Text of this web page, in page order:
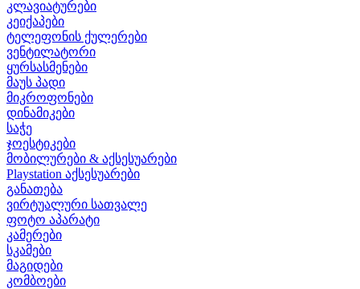
კლავიატურები
კეიქაპები
ტელეფონის ქულერები
ვენტილატორი
ყურსასმენები
მაუს პადი
მიკროფონები
დინამიკები
საჭე
ჯოესტიკები
მობილურები & აქსესუარები
Playstation აქსესუარები
განათება
ვირტუალური სათვალე
ფოტო აპარატი
კამერები
სკამები
მაგიდები
კომბოები